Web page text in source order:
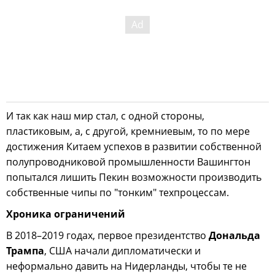
И так как наш мир стал, с одной стороны,
пластиковым, а, с другой, кремниевым, то по мере
достижения Китаем успехов в развитии собственной
полупроводниковой промышленности Вашингтон
попытался лишить Пекин возможности производить
собственные чипы по "тонким" техпроцессам.
Хроника ограничений
В 2018–2019 годах, первое президентство Дональда
Трампа, США начали дипломатически и
неформально давить на Нидерланды, чтобы те не